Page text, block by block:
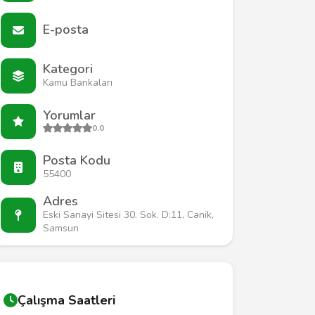
E-posta
Kategori
Kamu Bankaları
Yorumlar
0.0
Posta Kodu
55400
Adres
Eski Sanayi Sitesi 30. Sok. D:11, Canik,
Samsun
Çalışma Saatleri